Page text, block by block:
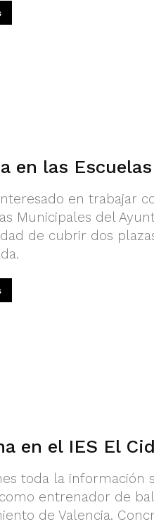
en las
en trabajar
Municipales del
de cubrir dos
en el IES El
toda la información
entrenador de
de Valencia.